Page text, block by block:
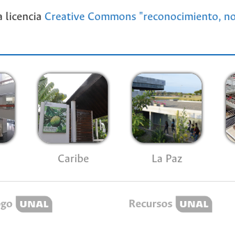
licencia Creative Commons "reconocimiento,
Caribe La Paz
Recursos